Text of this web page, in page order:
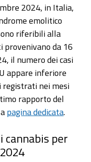
2024, in Italia,
emolitico
riferibili alla
provenivano da 16
il numero dei casi
appare inferiore
registrati nei mesi
rapporto del
pagina dedicata.
cannabis per